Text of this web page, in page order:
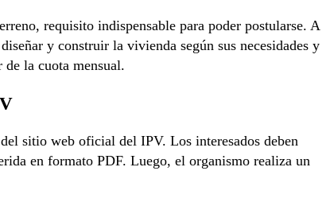
requisito indispensable para poder postularse. A
y construir la vivienda según sus necesidades y
la cuota mensual.
sitio web oficial del IPV. Los interesados deben
en formato PDF. Luego, el organismo realiza un